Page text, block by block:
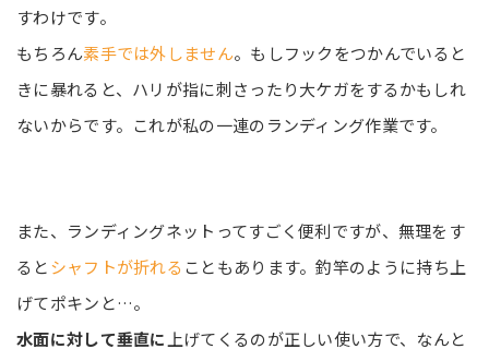
すわけです。
もちろん素手では外しません。もしフックをつかんでいると
きに暴れると、ハリが指に刺さったり大ケガをするかもしれ
ないからです。これが私の一連のランディング作業です。
また、ランディングネットってすごく便利ですが、無理をす
るとシャフトが折れる こともあります。釣竿のように持ち上
げてポキンと…。
水面に対して垂直に 上げてくるのが正しい使い方で、なんと